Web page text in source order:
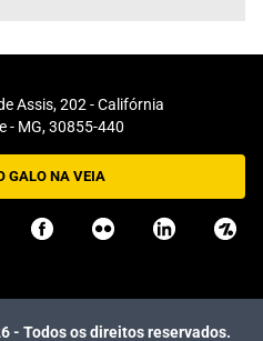
Assis, 202 - Califórnia
- MG, 30855-440
GALO NA VEIA
- Todos os direitos reservados.